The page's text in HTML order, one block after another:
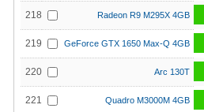
218 Radeon R9 M295X 4GB
219 GeForce GTX 1650 Max-Q 4GB
220 Arc 130T
221 Quadro M3000M 4GB